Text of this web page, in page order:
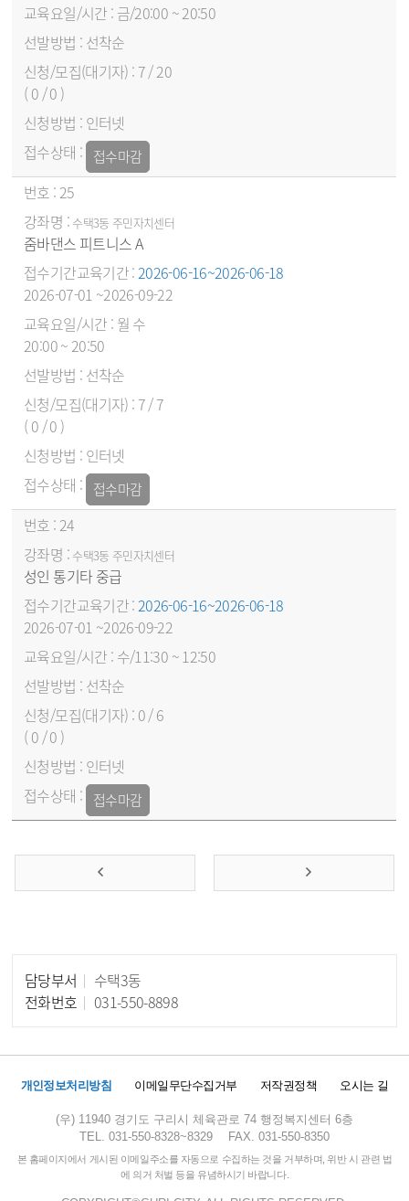
금/20:00 ~ 20:50
선착순
7 / 20
( 0 / 0 )
인터넷
접수마감
25
수택3동 주민자치센터
줌바댄스 피트니스 A
2026-06-16~2026-06-18
2026-07-01 ~2026-09-22
월 수
20:00 ~ 20:50
선착순
7 / 7
( 0 / 0 )
인터넷
접수마감
24
수택3동 주민자치센터
성인 통기타 중급
2026-06-16~2026-06-18
2026-07-01 ~2026-09-22
수/11:30 ~ 12:50
선착순
0 / 6
( 0 / 0 )
인터넷
접수마감
담당부서
수택3동
전화번호
031-550-8898
개인정보처리방침 이메일무단수집거부 저작권정책 오시는 길
(우) 11940 경기도 구리시 체육관로 74 행정복지센터 6층
TEL. 031-550-8328~8329
FAX. 031-550-8350
본 홈페이지에서 게시된 이메일주소를 자동으로 수집하는 것을 거부하며, 위반 시 관련 법
에 의거 처벌 등을 유념하시기 바랍니다.